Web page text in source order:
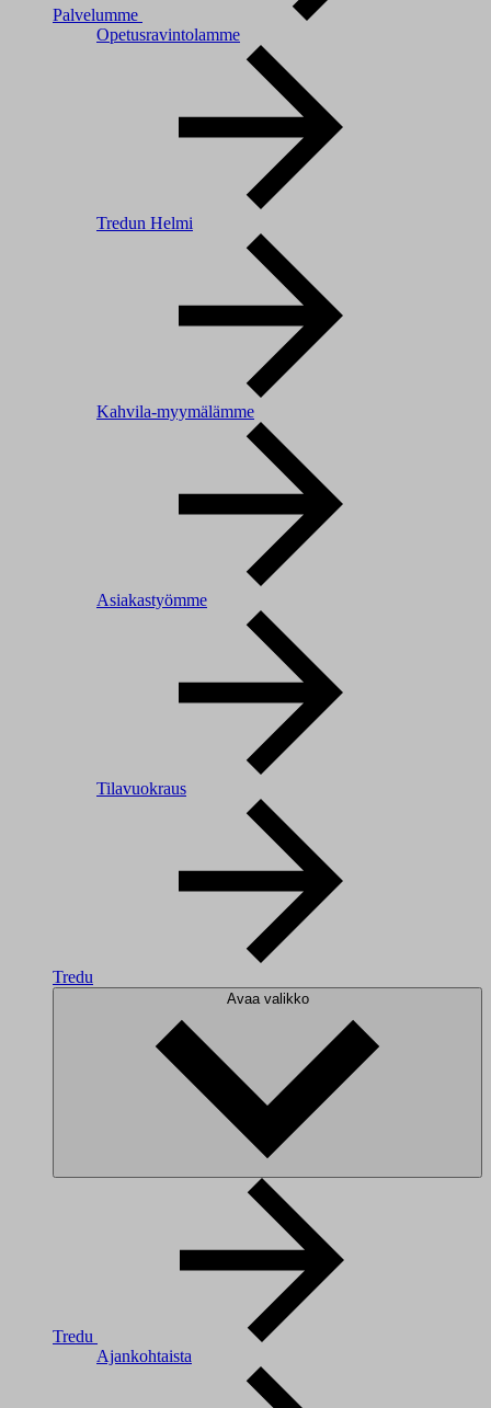
Palvelumme
Opetusravintolamme
Tredun Helmi
Kahvila-myymälämme
Asiakastyömme
Tilavuokraus
Tredu
Avaa valikko
Tredu
Ajankohtaista